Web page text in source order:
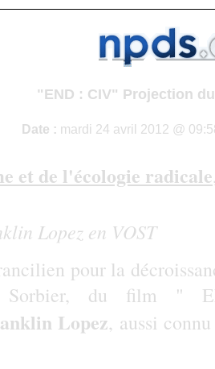
"END : CIV" Projection
Date : mardi 24 avril 2012 @
et de l'écologie radicale
Lopez en VOST
pour la
du film "
Lopez, aussi